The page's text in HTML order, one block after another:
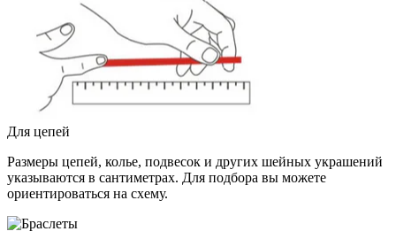
Для цепей
Размеры цепей, колье, подвесок и других шейных украшений
указываются в сантиметрах. Для подбора вы можете
ориентироваться на схему.